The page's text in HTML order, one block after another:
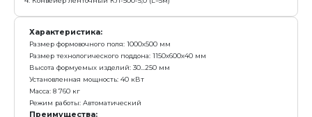
Характеристика:
Размер формовочного поля: 1000х500 мм
Размер технологического поддона: 1150х600х40 мм
Высота формуемых изделий: 30...250 мм